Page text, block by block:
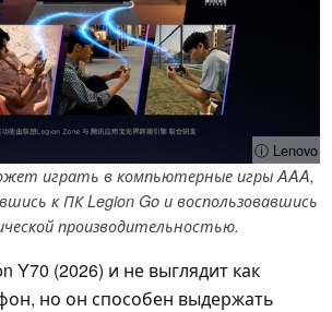
ⓘ Lenovo
играть в компьютерные игры AAA,
к ПК Legion Go и воспользовавшись
производительностью.
Y70 (2026) и не выглядит как
но он способен выдержать